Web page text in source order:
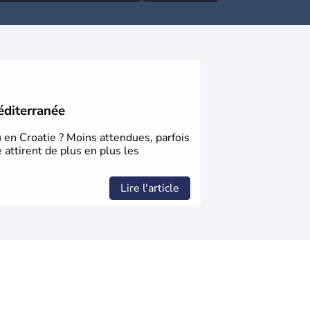
Croatie ? Moins attendues, parfois
attirent de plus en plus les
Lire l'article